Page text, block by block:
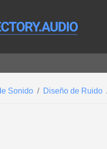
Sonido Diseño de Ruido